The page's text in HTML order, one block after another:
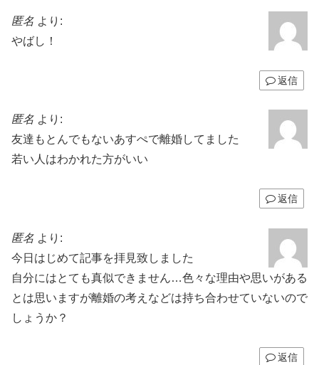
匿名 より:
やばし！
返信
匿名 より:
友達もとんでもないあすぺで離婚してました
若い人はわかれた方がいい
返信
匿名 より:
今日はじめて記事を拝見致しました
自分にはとても真似できません…色々な理由や思いがある
とは思いますが離婚の考えなどは持ち合わせていないので
しょうか？
返信